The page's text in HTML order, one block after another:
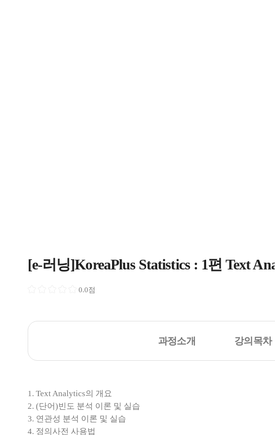
[e-러닝]KoreaPlus Statistics : 1편 Text
0.0점
과정소개 강의목차
1. Text Analytics의 개요
2. (단어)빈도 분석 이론 및 실습
3. 연관성 분석 이론 및 실습
4. 정의사전 사용법